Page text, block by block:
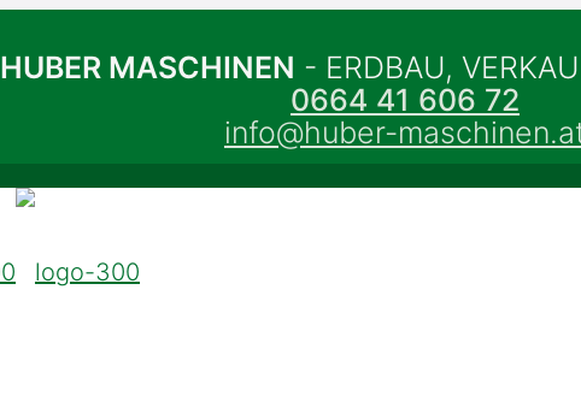
HUBER MASCHINEN - ERDBAU,
0664 41 606 72
info@huber-